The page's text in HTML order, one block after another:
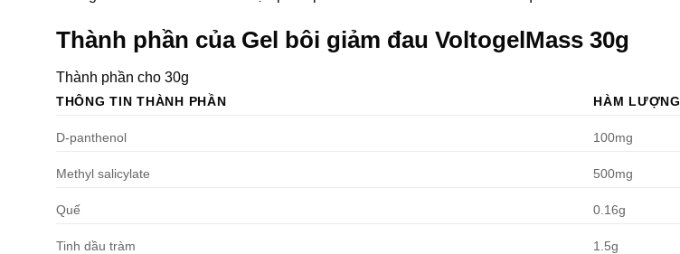
Thành phần của Gel bôi giảm đau VoltogelMass 30g
Thành phần cho 30g
THÔNG TIN THÀNH PHẦN HÀM LƯỢNG
D-panthenol 100mg
Methyl salicylate 500mg
Quế 0.16g
Tinh dầu tràm 1.5g